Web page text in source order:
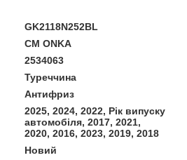
GK2118N252BL
CM ONKA
2534063
Туреччина
Антифриз
2025, 2024, 2022, Рік випуску
автомобіля, 2017, 2021,
2020, 2016, 2023, 2019, 2018
Новий